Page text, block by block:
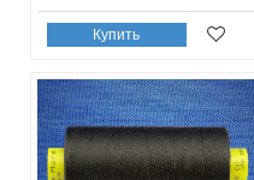
Купить